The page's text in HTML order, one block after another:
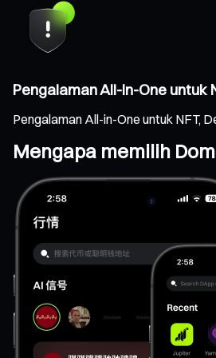
Pengalaman All-in-One untuk
Pengalaman All-in-One untuk NFT,
Mengapa memilih